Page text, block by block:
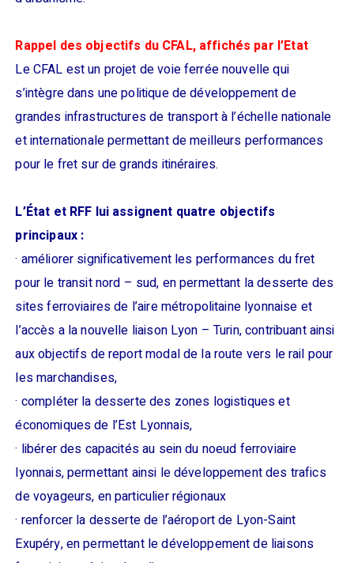
Rappel des objectifs du CFAL, affichés par l’Etat
Le CFAL est un projet de voie ferrée nouvelle qui
s’intègre dans une politique de développement de
grandes infrastructures de transport à l’échelle nationale
et internationale permettant de meilleurs performances
pour le fret sur de grands itinéraires.
L’État et RFF lui assignent quatre objectifs
principaux :
· améliorer significativement les performances du fret
pour le transit nord – sud, en permettant la desserte des
sites ferroviaires de l’aire métropolitaine lyonnaise et
l’accès a la nouvelle liaison Lyon – Turin, contribuant ainsi
aux objectifs de report modal de la route vers le rail pour
les marchandises,
· compléter la desserte des zones logistiques et
économiques de l’Est Lyonnais,
· libérer des capacités au sein du noeud ferroviaire
lyonnais, permettant ainsi le développement des trafics
de voyageurs, en particulier régionaux
· renforcer la desserte de l’aéroport de Lyon-Saint
Exupéry, en permettant le développement de liaisons